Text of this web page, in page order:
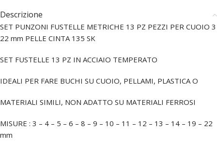
Descrizione
SET PUNZONI FUSTELLE METRICHE 13 PZ PEZZI PER CUOIO 3
22 mm PELLE CINTA 135 SK
SET FUSTELLE 13 PZ IN ACCIAIO TEMPERATO
IDEALI PER FARE BUCHI SU CUOIO, PELLAMI, PLASTICA O
MATERIALI SIMILI, NON ADATTO SU MATERIALI FERROSI
MISURE : 3 – 4 – 5 – 6 – 8 – 9 – 10 – 11 – 12 – 13 – 14 – 19 – 22
mm